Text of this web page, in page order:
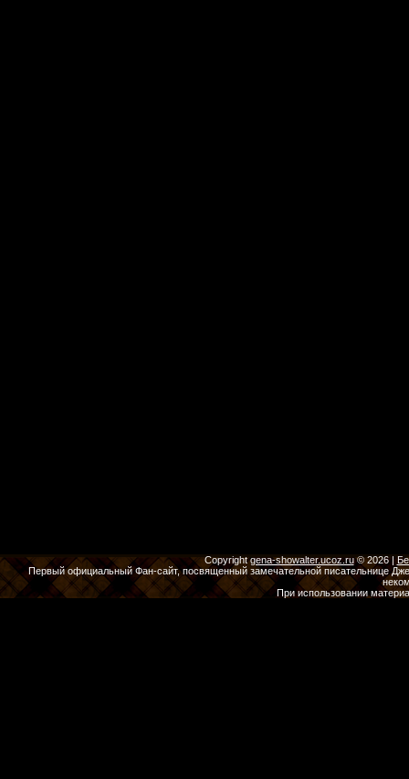
Copyrightgena-showalter.ucoz.ru© 2026|
Первый официальный Фан-сайт, посвященный замечательной писательнице
При использовании